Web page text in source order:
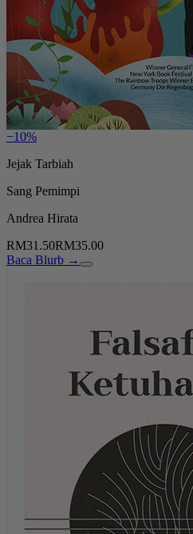
−10%
Jejak Tarbiah
Sang Pemimpi
Andrea Hirata
RM31.50RM35.00
Baca Blurb →